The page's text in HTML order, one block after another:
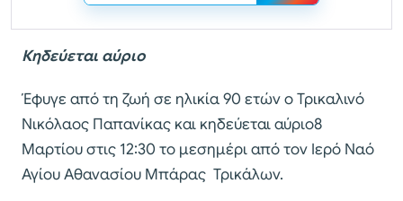
Κηδεύεται αύριο
Έφυγε από τη ζωή σε ηλικία 90 ετών ο Τρικαλινό
Νικόλαος Παπανίκας και κηδεύεται αύριο8
Μαρτίου στις 12:30 το μεσημέρι από τον Ιερό Ναό
Αγίου Αθανασίου Μπάρας Τρικάλων.